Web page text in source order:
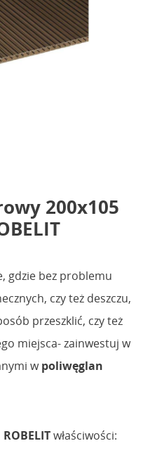
200x105
gdzie bez problemu
czy też deszczu,
przeszklić, czy też
miejsca- zainwestuj w
wpoliwęglan
właściwości: